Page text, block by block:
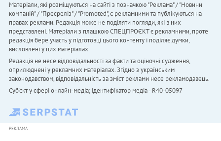
Матеріали, які розміщуються на сайті з позначкою "Реклама" / "Новини
компаній" / "Пресреліз" / "Promoted", є рекламними та публікуються на
правах реклами. Редакція може не поділяти погляди, які в них
представлені. Матеріали з плашкою СПЕЦПРОЄКТ є рекламними, проте
редакція бере участь у підготовці цього контенту і поділяє думки,
висловлені у цих матеріалах.
Редакція не несе відповідальності за факти та оціночні судження,
оприлюднені у рекламних матеріалах. Згідно з українським
законодавством, відповідальність за зміст реклами несе рекламодавець.
Cуб'єкт у сфері онлайн-медіа; ідентифікатор медіа - R40-05097
РЕКЛАМА